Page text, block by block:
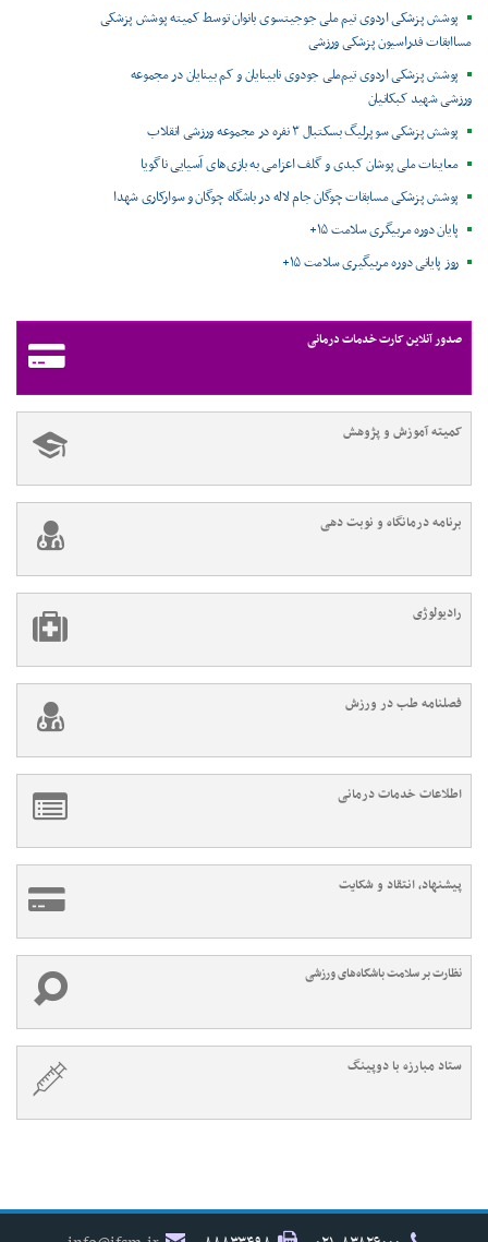
پوشش پزشکی اردوی تیم ملی جوجیتسوی بانوان توسط کمیته پوشش پزشکی
مساابقات فدراسیون پزشکی ورزشی
پوشش پزشکی اردوی تیم‌ملی جودوی نابینایان و کم بینایان در مجموعه
ورزشی شهید کبکانیان
پوشش پزشکی سوپرلیگ بسکتبال ۳ نفره در مجموعه ورزشی انقلاب
معاینات ملی پوشان کبدی و گلف اعزامی به بازی‌های آسیایی ناگویا
پوشش پزشکی مسابقات چوگان جام لاله در باشگاه چوگان و سوارکاری شهدا
پایان دوره مربیگری سلامت ۱۵+
روز پایانی دوره مربیگیری سلامت ۱۵+
صدور آنلاین کارت خدمات درمانی
کمیته آموزش و پژوهش
برنامه درمانگاه و نوبت دهی
رادیولوژی
فصلنامه طب در ورزش
اطلاعات خدمات درمانی
پیشنهاد، انتقاد و شکایت
نظارت بر سلامت باشگاه‌های ورزشی
ستاد مبارزه با دوپینگ